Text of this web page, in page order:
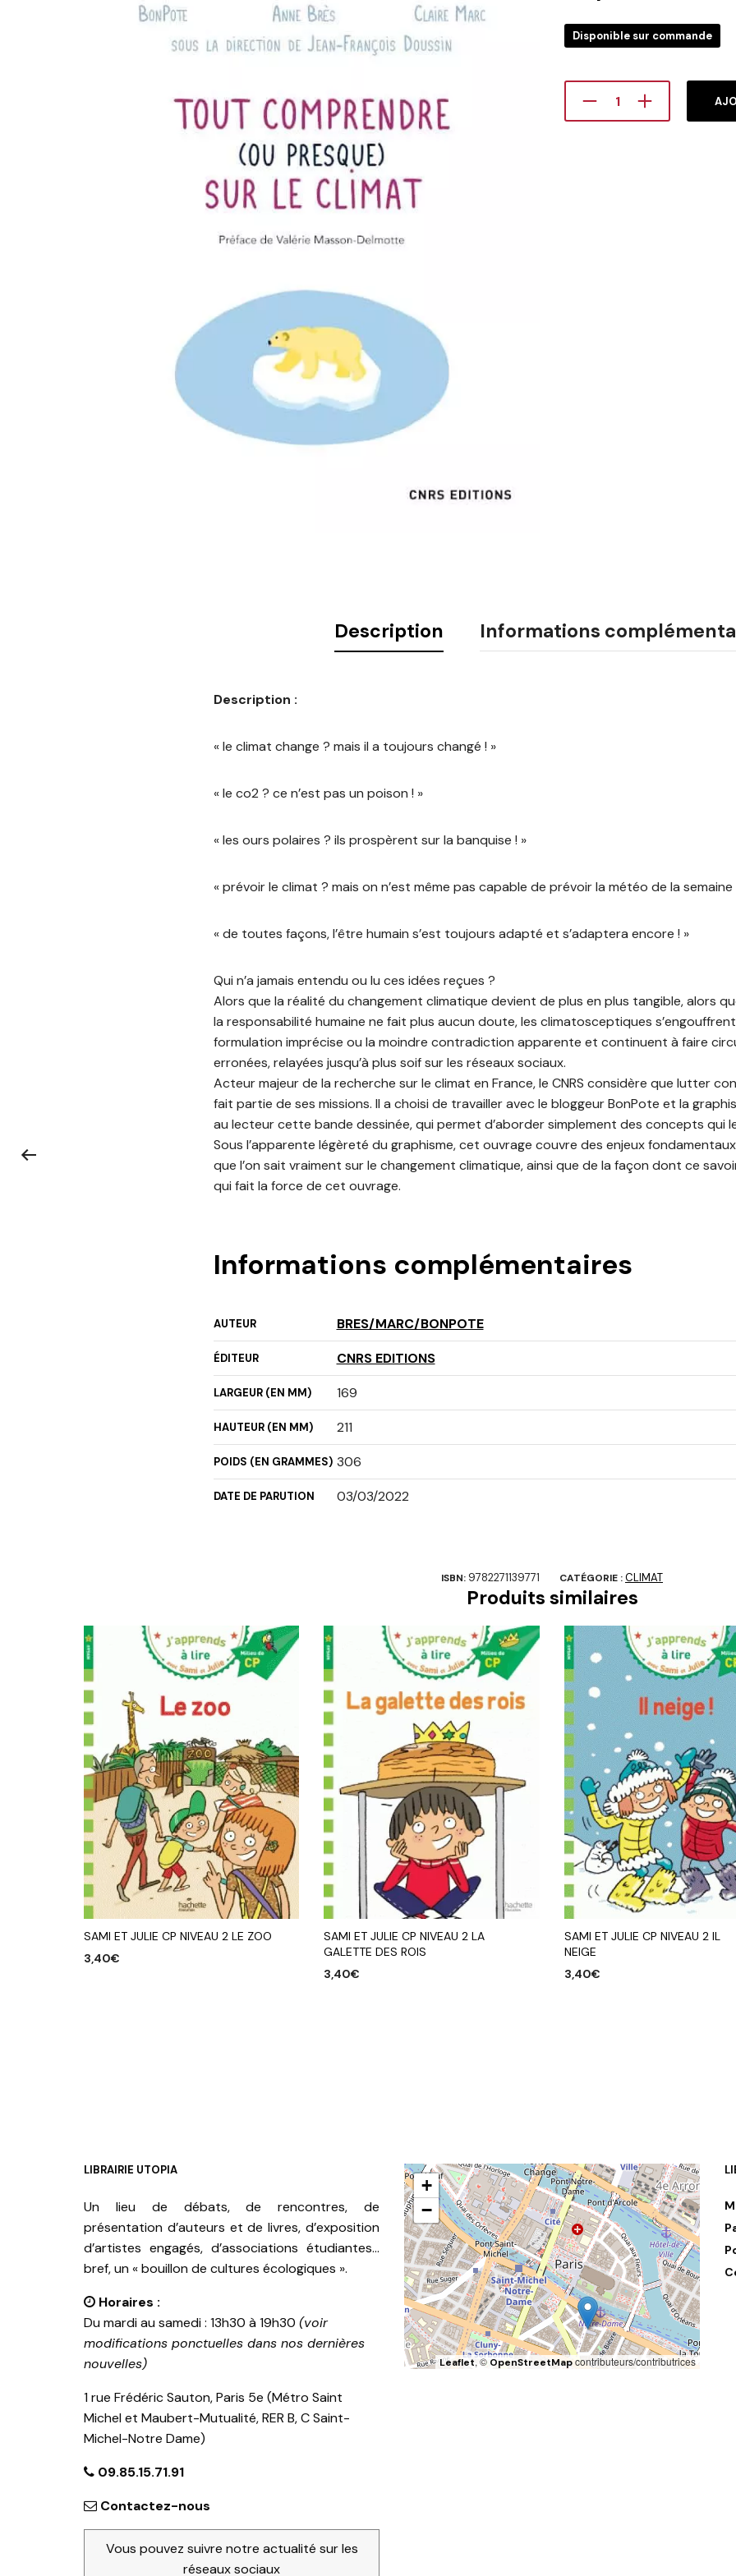
Disponible sur commande
Description Informations
Description :
« le climat change ? mais il a toujours changé ! »
« le co2 ? ce n’est pas un poison ! »
« les ours polaires ? ils prospèrent sur la banquise ! »
« prévoir le climat ? mais on n’est même pas capable de prévoir la météo de la semaine
« de toutes façons, l’être humain s’est toujours adapté et s’adaptera encore ! »
Qui n’a jamais entendu ou lu ces idées reçues ?
Alors que la réalité du changement climatique devient de plus en plus tangible, alors
la responsabilité humaine ne fait plus aucun doute, les climatosceptiques
formulation imprécise ou la moindre contradiction apparente et continuent à faire
erronées, relayées jusqu’à plus soif sur les réseaux sociaux.
Acteur majeur de la recherche sur le climat en France, le CNRS considère que lutter
fait partie de ses missions. Il a choisi de travailler avec le bloggeur BonPote et la
au lecteur cette bande dessinée, qui permet d’aborder simplement des concepts qui
Sous l’apparente légèreté du graphisme, cet ouvrage couvre des enjeux
que l’on sait vraiment sur le changement climatique, ainsi que de la façon dont ce
qui fait la force de cet ouvrage.
Informations complémentaires
AUTEUR BRES/MARC/BONPOTE
ÉDITEUR CNRS EDITIONS
LARGEUR (EN MM) 169
HAUTEUR (EN MM) 211
POIDS (EN GRAMMES) 306
DATE DE PARUTION 03/03/2022
ISBN: 9782271139771 CATÉGORIE :CLIMAT
Produits similaires
SAMI ET JULIE CP NIVEAU 2 LE ZOO
3,40€
SAMI ET JULIE CP NIVEAU 2 LA
GALETTE DES ROIS
3,40€
SAMI ET JULIE CP NIVEAU 2 IL
NEIGE
3,40€
LIBRAIRIE UTOPIA
Un lieu de débats, de rencontres, de
présentation d’auteurs et de livres, d’exposition
d’artistes engagés, d’associations étudiantes…
bref, un « bouillon de cultures écologiques ».
Horaires :
Du mardi au samedi : 13h30 à 19h30 (voir
modifications ponctuelles dans nos dernières
nouvelles)
1 rue Frédéric Sauton, Paris 5e (Métro Saint
Michel et Maubert-Mutualité, RER B, C Saint-
Michel-Notre Dame)
09.85.15.71.91
Contactez-nous
Vous pouvez suivre notre actualité sur les
réseaux sociaux
+
−
Leaflet, ©OpenStreetMapcontributeurs/contributrices